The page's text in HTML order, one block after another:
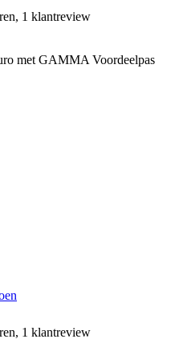
1 klantreview
met GAMMA Voordeelpas
1 klantreview